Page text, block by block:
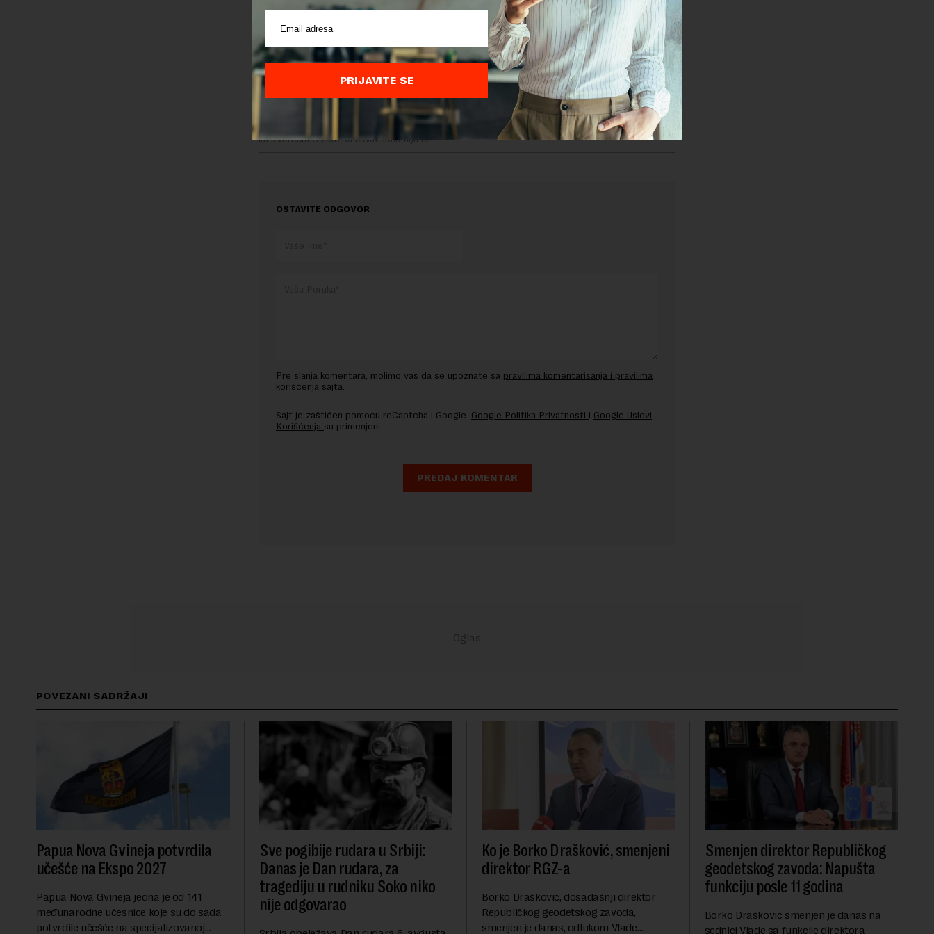
funkciji. Ona je izjavila da će ispoštovati svoj mandat do kraja, tu nema
sumnje, ali je isto tako najavila da će predati funkciju predsednika stranke,
kaže Šib, dodajući da ima nekoliko kandidata i za tu funkciju.
Na pitanje da li će odlazak aktuelne nemačke kancelarke dovesti do zaokreta u
politici Nemačke, ambasador kaže da je njegova država do sada pokazala da ima
kontinuitet, da je za nju Evropa važna vrednost i cilj, i da se to neće promeniti, kao
ni to da je ovaj region važan za Berlin.
Preuzimanje delova teksta je dozvoljeno, ali uz obavezno navođenje izvora i uz postavljanje linka
ka izvornom tekstu na novaekonomija.rs
OSTAVITE ODGOVOR
Pre slanja komentara, molimo vas da se upoznate sa pravilima komentarisanja i pravilima
korišćenja sajta.
Sajt je zaštićen pomocu reCaptcha i Google. Google Politika Privatnosti i Google Uslovi
Korišćenja su primenjeni.
POVEZANI SADRŽAJI
Papua Nova Gvineja potvrdila
učešće na Ekspo 2027
Papua Nova Gvineja jedna je od 141
međunarodne učesnice koje su do sada
potvrdile učešće na specijalizovanoj
Sve pogibije rudara u Srbiji:
Danas je Dan rudara, za
tragediju u rudniku Soko niko
nije odgovarao
Ko je Borko Drašković, smenjeni
direktor RGZ-a
Borko Drašković, dosadašnji direktor
Republičkog geodetskog zavoda,
smenjen je danas, odlukom Vlade
Smenjen direktor Republičkog
geodetskog zavoda: Napušta
funkciju posle 11 godina
Borko Drašković smenjen je danas na
sednici Vlade sa funkcije direktora
PRIJAVITE SE